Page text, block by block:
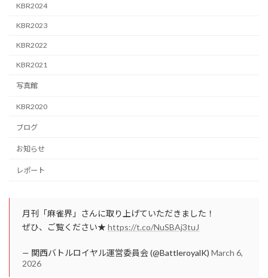
KBR2024
KBR2023
KBR2022
KBR2021
写真館
KBR2020
ブログ
お知らせ
レポート
月刊「麻雀界」さんに取り上げていただきました！
ぜひ、ご覧ください★ https://t.co/NuSBAj3tuJ
— 関西バトルロイヤル運営委員会 (@BattleroyalK) March 6,
2026